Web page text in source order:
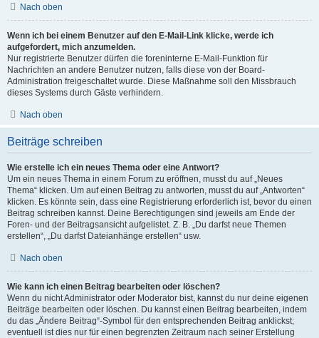
Nach oben
Wenn ich bei einem Benutzer auf den E-Mail-Link klicke, werde ich
aufgefordert, mich anzumelden.
Nur registrierte Benutzer dürfen die foreninterne E-Mail-Funktion für
Nachrichten an andere Benutzer nutzen, falls diese von der Board-
Administration freigeschaltet wurde. Diese Maßnahme soll den Missbrauch
dieses Systems durch Gäste verhindern.
Nach oben
Beiträge schreiben
Wie erstelle ich ein neues Thema oder eine Antwort?
Um ein neues Thema in einem Forum zu eröffnen, musst du auf „Neues
Thema“ klicken. Um auf einen Beitrag zu antworten, musst du auf „Antworten“
klicken. Es könnte sein, dass eine Registrierung erforderlich ist, bevor du einen
Beitrag schreiben kannst. Deine Berechtigungen sind jeweils am Ende der
Foren- und der Beitragsansicht aufgelistet. Z. B. „Du darfst neue Themen
erstellen“, „Du darfst Dateianhänge erstellen“ usw.
Nach oben
Wie kann ich einen Beitrag bearbeiten oder löschen?
Wenn du nicht Administrator oder Moderator bist, kannst du nur deine eigenen
Beiträge bearbeiten oder löschen. Du kannst einen Beitrag bearbeiten, indem
du das „Ändere Beitrag“-Symbol für den entsprechenden Beitrag anklickst;
eventuell ist dies nur für einen begrenzten Zeitraum nach seiner Erstellung